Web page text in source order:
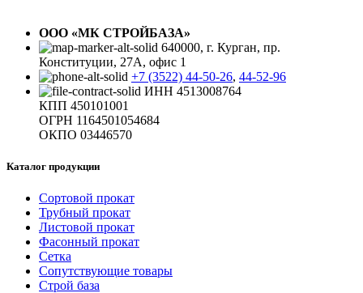
ООО «МК СТРОЙБАЗА»
640000, г. Курган, пр.
Конституции, 27А, офис 1
+7 (3522) 44-50-26, 44-52-96
ИНН 4513008764
КПП 450101001
ОГРН 1164501054684
ОКПО 03446570
Каталог продукции
Сортовой прокат
Трубный прокат
Листовой прокат
Фасонный прокат
Сетка
Сопутствующие товары
Строй база